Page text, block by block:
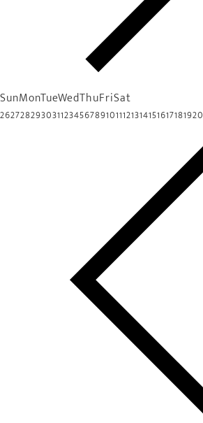
SunMonTueWedThuFriSat
2627282930311234567891011121314151617181920